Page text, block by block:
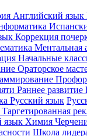
Английский язык
Коррекция
Ментальная
Начальные
Ораторское
Раннее развитие
Русский язык
Таргетированная
язык Химия
Школа